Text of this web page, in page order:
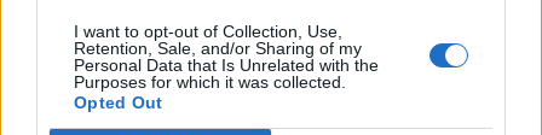
I want to opt-out of Collection, Use,
Retention, Sale, and/or Sharing of my
Personal Data that Is Unrelated with the
Purposes for which it was collected.
Opted Out
Είσοδος της γαλλικής Meridiam στην ηλεκτρική
διασύνδεση Ελλάδας – Κύπρου
05/08/2026 - 18:06 ΕΠΙΧΕΙΡΗΣΕΙΣ